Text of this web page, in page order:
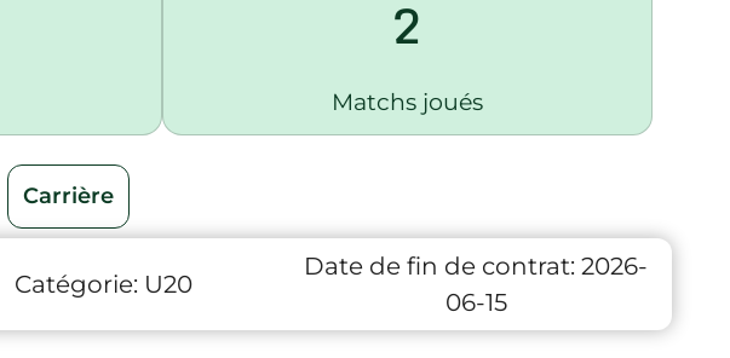
2
Matchs joués
Carrière
Catégorie: U20
Date de fin de contrat: 2026-
06-15